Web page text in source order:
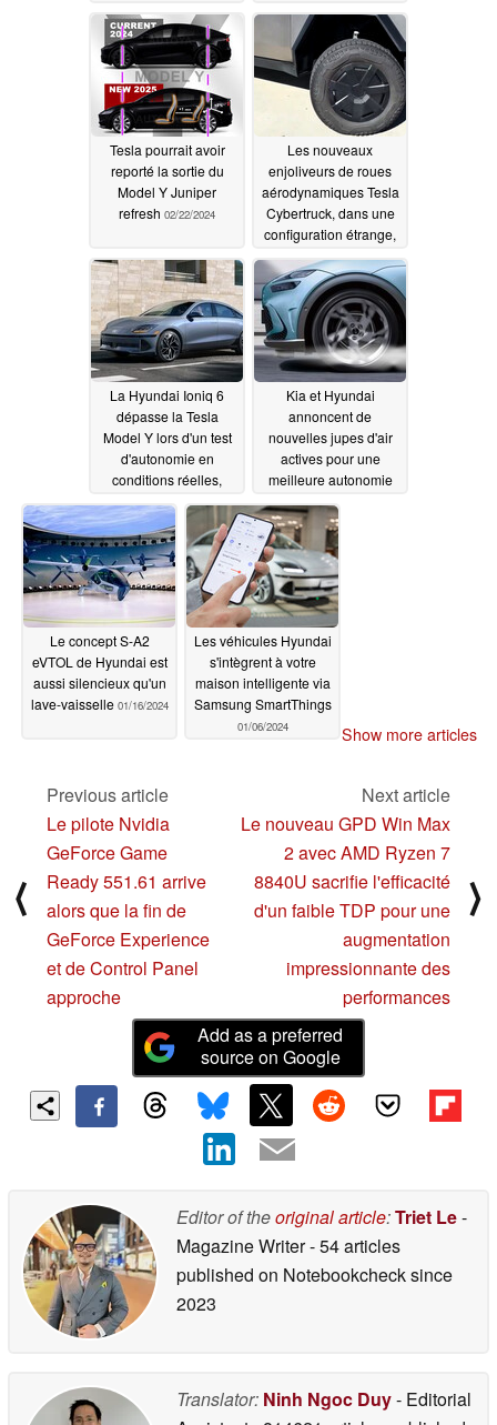
02/22/2024
Tesla pourrait avoir
reporté la sortie du
Model Y Juniper
refresh 02/22/2024
Les nouveaux
enjoliveurs de roues
aérodynamiques Tesla
Cybertruck, dans une
configuration étrange,
sur la solution aux
enjoliveurs de roues
Cyber qui écrasent les
pneus02/22/2024
La Hyundai Ioniq 6
dépasse la Tesla
Model Y lors d'un test
d'autonomie en
conditions réelles,
ternis par des
performances
médiocres à grande
vitesse02/15/2024
Kia et Hyundai
annoncent de
nouvelles jupes d'air
actives pour une
meilleure autonomie
01/29/2024
Le concept S-A2
eVTOL de Hyundai est
aussi silencieux qu'un
lave-vaisselle 01/16/2024
Les véhicules Hyundai
s'intègrent à votre
maison intelligente via
Samsung SmartThings
01/06/2024 Show more articles
⟨
Previous article
Le pilote Nvidia
GeForce Game
Ready 551.61 arrive
alors que la fin de
GeForce Experience
et de Control Panel
approche
Next article
Le nouveau GPD Win Max
2 avec AMD Ryzen 7
8840U sacrifie l'efficacité
d'un faible TDP pour une
augmentation
impressionnante des
performances
⟩
Add as a preferred
source on Google
Editor of theoriginal article:Triet Le-
Magazine Writer- 54 articles
published on Notebookchecksince
2023
Translator: Ninh Ngoc Duy- Editorial